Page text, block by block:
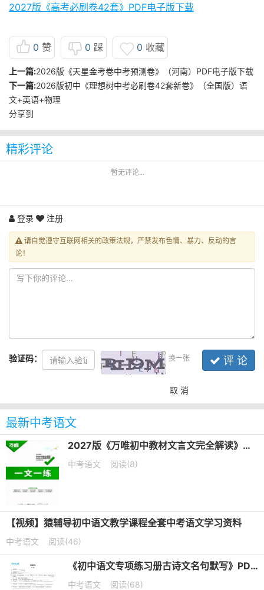
2027版《高考必刷卷42套》PDF电子版下载
0 赞 0 踩 0 收藏
上一篇:2026版《天星金考卷中考预测卷》（河南）PDF电子版下载
下一篇:2026版初中《理想树中考必刷卷42套新卷》（全国版）语
文+英语+物理
分享到
精彩评论
暂无评论...
登录 注册
请自觉遵守互联网相关的政策法规，严禁发布色情、暴力、反动的言
论！
验证码： 换一张 评 论
取 消
最新中考语文
2027版《万唯初中教材文言文完全解读》第6版PDF电子版下载
中考语文 阅读(8)
【视频】猿辅导初中语文教学课程全套中考语文学习资料
中考语文 阅读(46)
《初中语文专项练习册古诗文名句默写》PDF电子版下载
中考语文 阅读(68)